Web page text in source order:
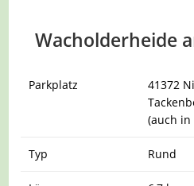
Wacholderheide
Parkplatz
41372
(auch in
Typ Rund